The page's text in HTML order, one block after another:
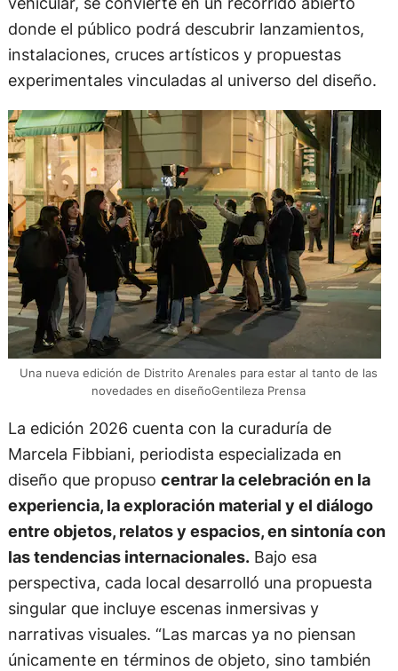
donde el público podrá descubrir lanzamientos,
instalaciones, cruces artísticos y propuestas
experimentales vinculadas al universo del diseño.
Una nueva edición de Distrito Arenales para estar al tanto de las
novedades en diseñoGentileza Prensa
La edición 2026 cuenta con la curaduría de
Marcela Fibbiani, periodista especializada en
diseño que propuso centrar la celebración en la
experiencia, la exploración material y el diálogo
entre objetos, relatos y espacios, en sintonía con
las tendencias internacionales.Bajo esa
perspectiva, cada local desarrolló una propuesta
singular que incluye escenas inmersivas y
narrativas visuales. “Las marcas ya no piensan
únicamente en términos de objeto, sino también